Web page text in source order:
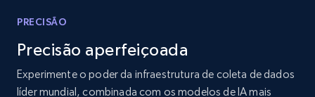
and more.
2.1K+ 353+ Comece agora
PRECISÃO
Precisão aperfeiçoada
Experimente o poder da infraestrutura de coleta de dados
líder mundial, combinada com os modelos de IA mais